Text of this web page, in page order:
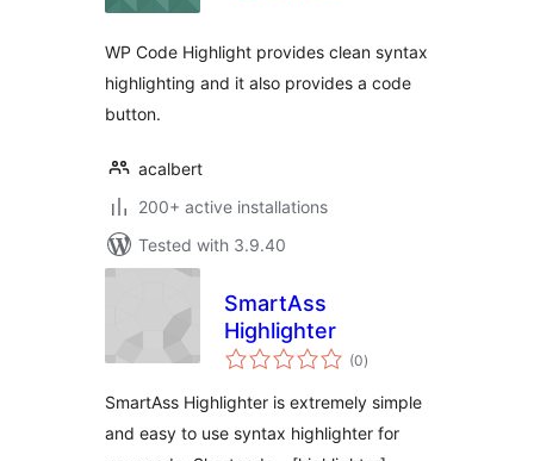
WP Code Highlight provides clean syntax
highlighting and it also provides a code
button.
acalbert
200+ active installations
Tested with 3.9.40
SmartAss
Highlighter
(0total
ratings
)
SmartAss Highlighter is extremely simple
and easy to use syntax highlighter for